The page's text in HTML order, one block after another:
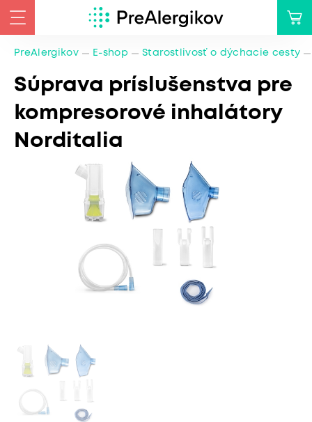
PreAlergikov E-shop Starostlivosť o dýchacie cesty
Súprava príslušenstva pre
kompresorové inhalátory
Norditalia